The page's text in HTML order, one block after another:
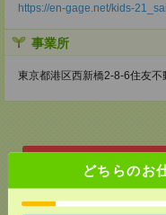
どちらのお
https://en-gage.net/kids-
事業所
東京都港区西新橋2-8-6住友